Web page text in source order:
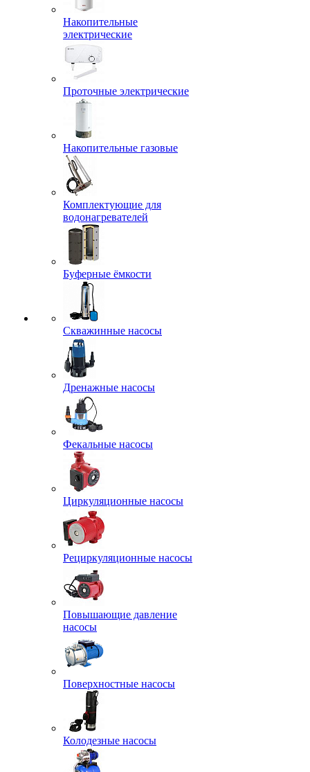
Накопительные
электрические
Проточные электрические
Накопительные газовые
Комплектующие для
водонагревателей
Буферные ёмкости
Скважинные насосы
Дренажные насосы
Фекальные насосы
Циркуляционные насосы
Рециркуляционные насосы
Повышающие давление
насосы
Поверхностные насосы
Колодезные насосы